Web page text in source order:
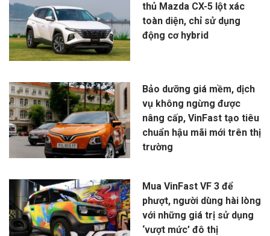
thủ Mazda CX-5 lột xác
toàn diện, chỉ sử dụng
động cơ hybrid
Bảo dưỡng giá mềm, dịch
vụ không ngừng được
nâng cấp, VinFast tạo tiêu
chuẩn hậu mãi mới trên thị
trường
Mua VinFast VF 3 để
phượt, người dùng hài lòng
với những giá trị sử dụng
‘vượt mức’ đô thị